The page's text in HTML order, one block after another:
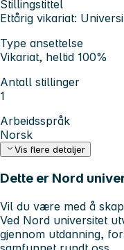
Stillingstittel
Ettårig vikariat:
Type ansettelse
Vikariat, heltid 100%
Antall stillinger
1
Arbeidsspråk
Norsk
Vis flere detaljer
Dette er Nord
Vil du være med å
Ved Nord universitet
gjennom utdanning,